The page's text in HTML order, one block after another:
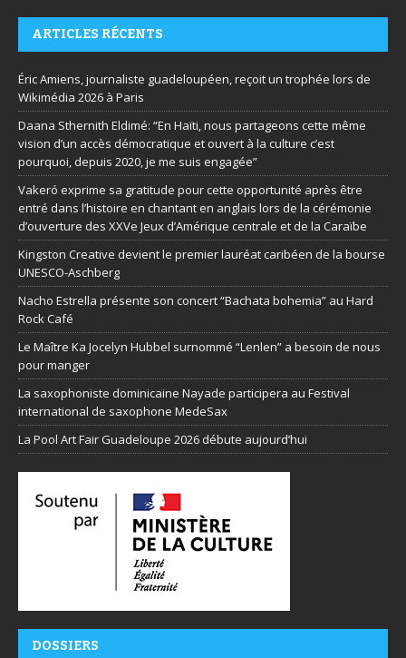
ARTICLES RÉCENTS
Éric Amiens, journaliste guadeloupéen, reçoit un trophée lors de
Wikimédia 2026 à Paris
Daana Sthernith Eldimé: “En Haïti, nous partageons cette même
vision d’un accès démocratique et ouvert à la culture c’est
pourquoi, depuis 2020, je me suis engagée”
Vakeró exprime sa gratitude pour cette opportunité après être
entré dans l’histoire en chantant en anglais lors de la cérémonie
d’ouverture des XXVe Jeux d’Amérique centrale et de la Caraïbe
Kingston Creative devient le premier lauréat caribéen de la bourse
UNESCO-Aschberg
Nacho Estrella présente son concert “Bachata bohemia” au Hard
Rock Café
Le Maître Ka Jocelyn Hubbel surnommé “Lenlen” a besoin de nous
pour manger
La saxophoniste dominicaine Nayade participera au Festival
international de saxophone MedeSax
La Pool Art Fair Guadeloupe 2026 débute aujourd’hui
DOSSIERS